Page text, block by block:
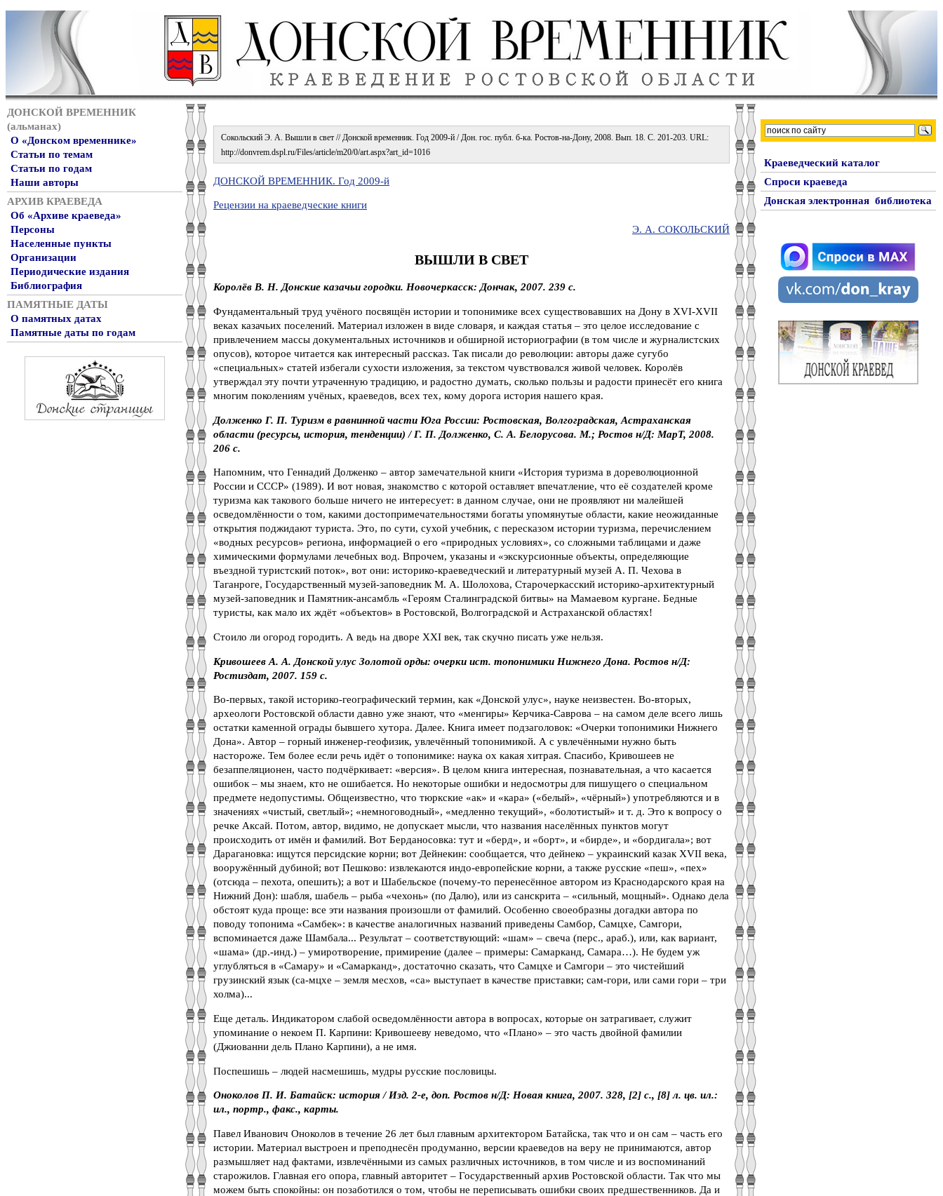
ДОНСКОЙ ВРЕМЕННИК
(альманах)
О «Донском временнике»
Статьи по темам
Статьи по годам
Наши авторы
АРХИВ КРАЕВЕДА
Об «Архиве краеведа»
Персоны
Населенные пункты
Организации
Периодические издания
Библиография
ПАМЯТНЫЕ ДАТЫ
О памятных датах
Памятные даты по годам
Сокольский Э. А. Вышли в свет // Донской временник. Год 2009-й / Дон. гос. публ. б-ка. Ростов-на-Дону, 2008. Вып. 18. С. 201-203. URL:
http://donvrem.dspl.ru/Files/article/m20/0/art.aspx?art_id=1016
ДОНСКОЙ ВРЕМЕННИК. Год 2009-й
Рецензии на краеведческие книги
Э. А. СОКОЛЬСКИЙ
ВЫШЛИ В СВЕТ
Королёв В. Н. Донские казачьи городки. Новочеркасск: Дончак, 2007. 239 с.
Фундаментальный труд учёного посвящён истории и топонимике всех существовавших на Дону в ХVI-ХVII
веках казачьих поселений. Материал изложен в виде словаря, и каждая статья – это целое исследование с
привлечением массы документальных источников и обширной историографии (в том числе и журналистских
опусов), которое читается как интересный рассказ. Так писали до революции: авторы даже сугубо
«специальных» статей избегали сухости изложения, за текстом чувствовался живой человек. Королёв
утверждал эту почти утраченную традицию, и радостно думать, сколько пользы и радости принесёт его книга
многим поколениям учёных, краеведов, всех тех, кому дорога история нашего края.
Долженко Г. П. Туризм в равнинной части Юга России: Ростовская, Волгоградская, Астраханская
области (ресурсы, история, тенденции) / Г. П. Долженко, С. А. Белорусова. М.; Ростов н/Д: МарТ, 2008.
206 с.
Напомним, что Геннадий Долженко – автор замечательной книги «История туризма в дореволюционной
России и СССР» (1989). И вот новая, знакомство с которой оставляет впечатление, что её создателей кроме
туризма как такового больше ничего не интересует: в данном случае, они не проявляют ни малейшей
осведомлённости о том, какими достопримечательностями богаты упомянутые области, какие неожиданные
открытия поджидают туриста. Это, по сути, сухой учебник, с пересказом истории туризма, перечислением
«водных ресурсов» региона, информацией о его «природных условиях», со сложными таблицами и даже
химическими формулами лечебных вод. Впрочем, указаны и «экскурсионные объекты, определяющие
въездной туристский поток», вот они: историко-краеведческий и литературный музей А. П. Чехова в
Таганроге, Государственный музей-заповедник М. А. Шолохова, Старочеркасский историко-архитектурный
музей-заповедник и Памятник-ансамбль «Героям Сталинградской битвы» на Мамаевом кургане. Бедные
туристы, как мало их ждёт «объектов» в Ростовской, Волгоградской и Астраханской областях!
Стоило ли огород городить. А ведь на дворе XXI век, так скучно писать уже нельзя.
Кривошеев А. А. Донской улус Золотой орды: очерки ист. топонимики Нижнего Дона. Ростов н/Д:
Ростиздат, 2007. 159 с.
Во-первых, такой историко-географический термин, как «Донской улус», науке неизвестен. Во-вторых,
археологи Ростовской области давно уже знают, что «менгиры» Керчика-Саврова – на самом деле всего лишь
остатки каменной ограды бывшего хутора. Далее. Книга имеет подзаголовок: «Очерки топонимики Нижнего
Дона». Автор – горный инженер-геофизик, увлечённый топонимикой. А с увлечёнными нужно быть
настороже. Тем более если речь идёт о топонимике: наука ох какая хитрая. Спасибо, Кривошеев не
безаппеляционен, часто подчёркивает: «версия». В целом книга интересная, познавательная, а что касается
ошибок – мы знаем, кто не ошибается. Но некоторые ошибки и недосмотры для пишущего о специальном
предмете недопустимы. Общеизвестно, что тюркские «ак» и «кара» («белый», «чёрный») употребляются и в
значениях «чистый, светлый»; «немноговодный», «медленно текущий», «болотистый» и т. д. Это к вопросу о
речке Аксай. Потом, автор, видимо, не допускает мысли, что названия населённых пунктов могут
происходить от имён и фамилий. Вот Берданосовка: тут и «берд», и «борт», и «бирде», и «бордигала»; вот
Дарагановка: ищутся персидские корни; вот Дейнекин: сообщается, что дейнеко – украинский казак XVII века,
вооружённый дубиной; вот Пешково: извлекаются индо-европейские корни, а также русские «пеш», «пех»
(отсюда – пехота, опешить); а вот и Шабельское (почему-то перенесённое автором из Краснодарского края на
Нижний Дон): шабля, шабель – рыба «чехонь» (по Далю), или из санскрита – «сильный, мощный». Однако дела
обстоят куда проще: все эти названия произошли от фамилий. Особенно своеобразны догадки автора по
поводу топонима «Самбек»: в качестве аналогичных названий приведены Самбор, Самцхе, Самгори,
вспоминается даже Шамбала... Результат – соответствующий: «шам» – свеча (перс., араб.), или, как вариант,
«шама» (др.-инд.) – умиротворение, примирение (далее – примеры: Самарканд, Самара…). Не будем уж
углубляться в «Самару» и «Самарканд», достаточно сказать, что Самцхе и Самгори – это чистейший
грузинский язык (са-мцхе – земля месхов, «са» выступает в качестве приставки; сам-гори, или сами гори – три
холма)...
Еще деталь. Индикатором слабой осведомлённости автора в вопросах, которые он затрагивает, служит
упоминание о некоем П. Карпини: Кривошееву неведомо, что «Плано» – это часть двойной фамилии
(Джиованни дель Плано Карпини), а не имя.
Поспешишь – людей насмешишь, мудры русские пословицы.
Оноколов П. И. Батайск: история / Изд. 2-е, доп. Ростов н/Д: Новая книга, 2007. 328, [2] с., [8] л. цв. ил.:
ил., портр., факс., карты.
Павел Иванович Оноколов в течение 26 лет был главным архитектором Батайска, так что и он сам – часть его
истории. Материал выстроен и преподнесён продуманно, версии краеведов на веру не принимаются, автор
размышляет над фактами, извлечёнными из самых различных источников, в том числе и из воспоминаний
старожилов. Главная его опора, главный авторитет – Государственный архив Ростовской области. Так что мы
можем быть спокойны: он позаботился о том, чтобы не переписывать ошибки своих предшественников. Да и
Краеведческий каталог
Спроси краеведа
Донская электронная библиотека